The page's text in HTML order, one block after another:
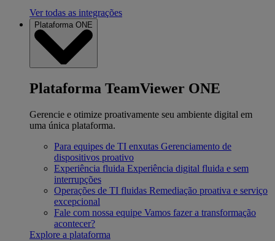
Ver todas as integrações
Plataforma ONE
Plataforma TeamViewer ONE
Gerencie e otimize proativamente seu ambiente digital em
uma única plataforma.
Para equipes de TI enxutas Gerenciamento de
dispositivos proativo
Experiência fluida Experiência digital fluida e sem
interrupções
Operações de TI fluidas Remediação proativa e serviço
excepcional
Fale com nossa equipe Vamos fazer a transformação
acontecer?
Explore a plataforma